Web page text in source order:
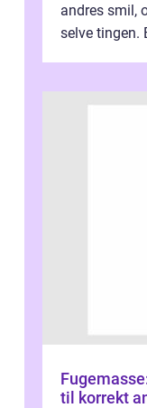
andres smil,
selve tingen.
til korrekt